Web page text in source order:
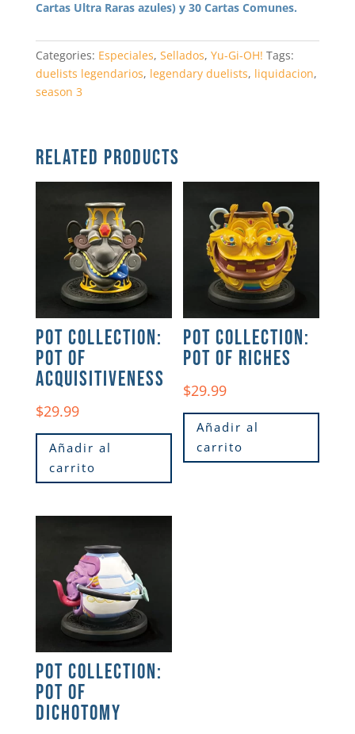
Cartas Ultra Raras azules) y 30 Cartas Comunes.
Categories: Especiales, Sellados, Yu-Gi-OH! Tags:
duelists legendarios, legendary duelists, liquidacion,
season 3
RELATED PRODUCTS
POT COLLECTION:
POT OF
ACQUISITIVENESS
$29.99
Añadir al
carrito
POT COLLECTION:
POT OF RICHES
$29.99
Añadir al
carrito
POT COLLECTION:
POT OF
DICHOTOMY